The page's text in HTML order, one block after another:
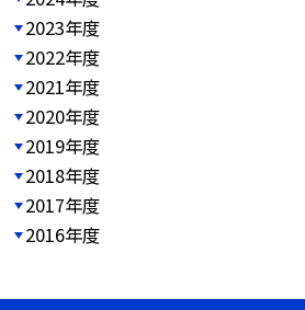
2023年度
2022年度
2021年度
2020年度
2019年度
2018年度
2017年度
2016年度